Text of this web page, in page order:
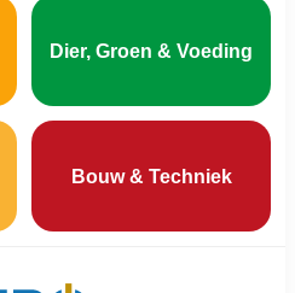
Dier, Groen & Voeding
Bouw & Techniek